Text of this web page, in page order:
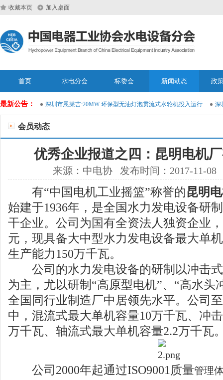
收藏本页 加入桌面
首页 水电分会 标委会 新闻动态 政
最新公告：
维大模型 深圳市恩莱吉:20MW 环保型无油灯泡贯流式水轮机投入运行 深圳
会员动态
优秀企业报道之四：昆明电机
来源：中电协 发布时间：2017-11-08
有“中国电机工业摇篮”称誉的昆明
始建于1936年，是全国水力发电设备研
干企业。公司为国有全资法人独资企业
元，现具备大中型水力发电设备最大单
生产能力150万千瓦。
公司的水力发电设备的研制以冲击式
为主，尤以研制“高原型电机”、“高水头
全国同行业制造厂中居领先水平。公司
中，混流式最大单机容量10万千瓦、冲
万千瓦、轴流式最大单机容量2.2万千瓦
公司2000年起通过ISO9001质量管理